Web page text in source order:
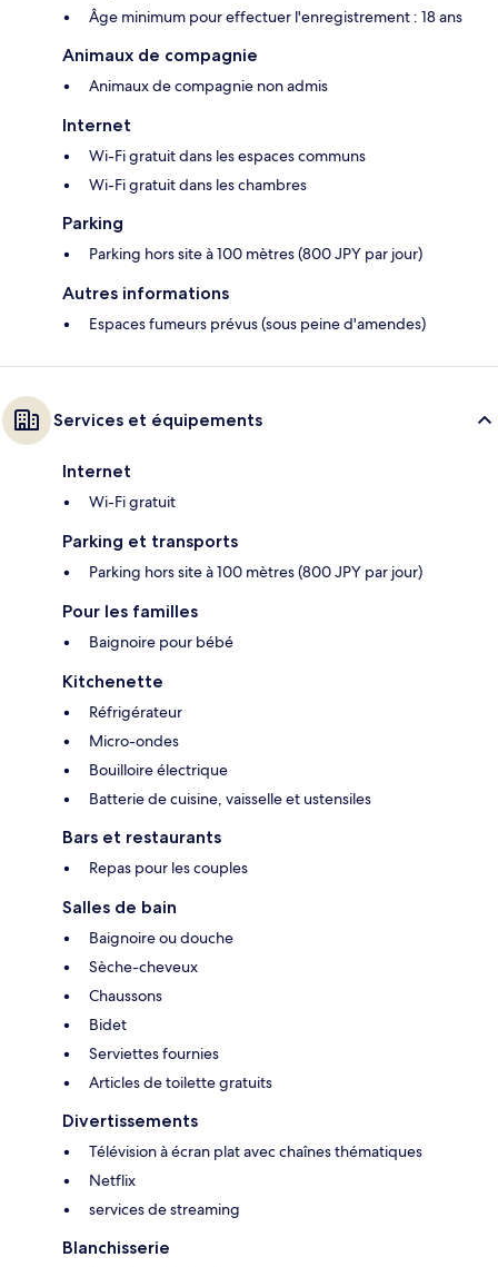
Âge minimum pour effectuer l'enregistrement : 18 ans
Animaux de compagnie
Animaux de compagnie non admis
Internet
Wi-Fi gratuit dans les espaces communs
Wi-Fi gratuit dans les chambres
Parking
Parking hors site à 100 mètres (800 JPY par jour)
Autres informations
Espaces fumeurs prévus (sous peine d'amendes)
Services et équipements
Internet
Wi-Fi gratuit
Parking et transports
Parking hors site à 100 mètres (800 JPY par jour)
Pour les familles
Baignoire pour bébé
Kitchenette
Réfrigérateur
Micro-ondes
Bouilloire électrique
Batterie de cuisine, vaisselle et ustensiles
Bars et restaurants
Repas pour les couples
Salles de bain
Baignoire ou douche
Sèche-cheveux
Chaussons
Bidet
Serviettes fournies
Articles de toilette gratuits
Divertissements
Télévision à écran plat avec chaînes thématiques
Netflix
services de streaming
Blanchisserie